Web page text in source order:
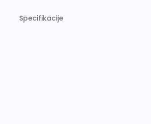
Specifikacije